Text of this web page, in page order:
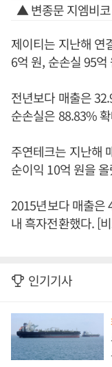
▲ 변종문 지엠비
제이티는 지난해 연
6억 원, 순손실 95억
전년보다 매출은
순손실은 88.83%
주연테크는 지난해
순이익 10억 원을
2015년보다 매출은
내 흑자전환했다. [
인기기사